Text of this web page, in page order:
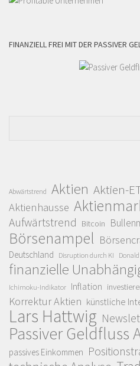
FINANZIELL FREI MIT DER PASSIVER
Abwärtstrend Aktien Aktien-
Aktienhausse
Aufwärtstrend Bitcoin
Börsenampel
Deutschland Disruption durch KI
finanzielle
Ichimoku-Indikator Inflation
Korrektur Aktien künstliche
Lars Hattwig
Passiver Geldfluss
passives Einkommen